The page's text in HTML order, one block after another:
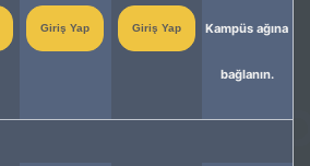
Giriş Yap Giriş Yap Kampüs ağına
bağlanın.